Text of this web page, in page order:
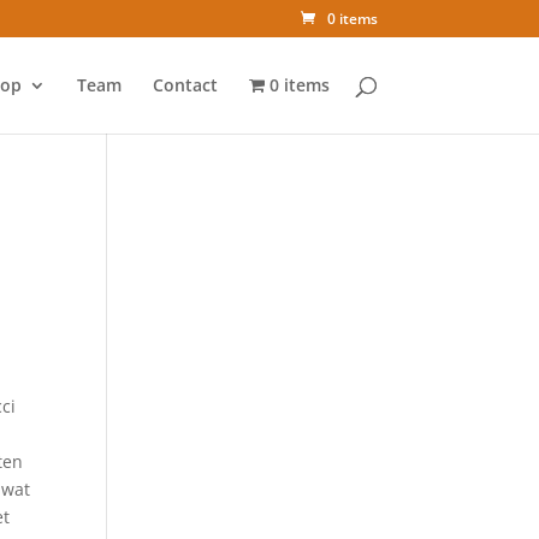
0 items
Team Contact 0 items